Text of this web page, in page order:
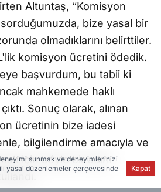
Altuntaş, “Komisyon
bize yasal bir
olmadıklarını belirttiler.
komisyon ücretini ödedik.
başvurdum, bu tabii ki
mahkemede haklı
Sonuç olarak, alınan
ücretinin bize iadesi
bilgilendirme amacıyla ve
için böyle bir adım
sunmak ve deneyimlerinizi
yasal düzenlemeler çerçevesinde
Kapat